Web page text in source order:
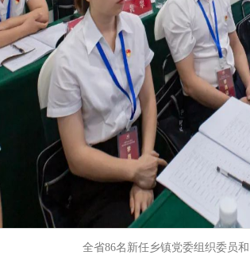
全省86名新任乡镇党委组织委员和